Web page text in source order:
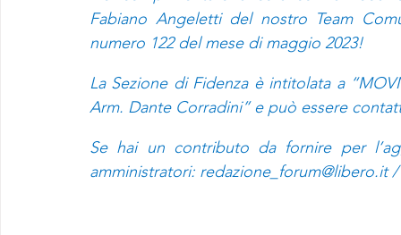
Fabiano Angeletti del nostro Team
numero 122 del mese di maggio 2023!
La Sezione di Fidenza è intitolata a
Arm. Dante Corradini” e può essere
Se hai un contributo da fornire per
amministratori: redazione_forum@libero.it